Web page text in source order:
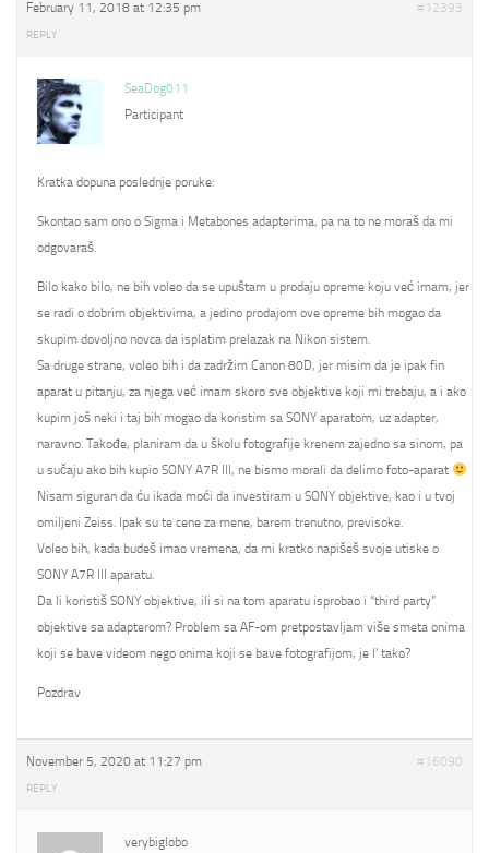
February 11, 2018 at 12:35 pm #12393
REPLY
SeaDog011
Participant
Kratka dopuna poslednje poruke:
Skontao sam ono o Sigma i Metabones adapterima, pa na to ne moraš da mi
odgovaraš.
Bilo kako bilo, ne bih voleo da se upuštam u prodaju opreme koju već imam, jer
se radi o dobrim objektivima, a jedino prodajom ove opreme bih mogao da
skupim dovoljno novca da isplatim prelazak na Nikon sistem.
Sa druge strane, voleo bih i da zadržim Canon 80D, jer misim da je ipak fin
aparat u pitanju, za njega već imam skoro sve objektive koji mi trebaju, a i ako
kupim još neki i taj bih mogao da koristim sa SONY aparatom, uz adapter,
naravno. Takođe, planiram da u školu fotografije krenem zajedno sa sinom, pa
u sučaju ako bih kupio SONY A7R III, ne bismo morali da delimo foto-aparat
Nisam siguran da ću ikada moći da investiram u SONY objektive, kao i u tvoj
omiljeni Zeiss. Ipak su te cene za mene, barem trenutno, previsoke.
Voleo bih, kada budeš imao vremena, da mi kratko napišeš svoje utiske o
SONY A7R III aparatu.
Da li koristiš SONY objektive, ili si na tom aparatu isprobao i “third party”
objektive sa adapterom? Problem sa AF-om pretpostavljam više smeta onima
koji se bave videom nego onima koji se bave fotografijom, je l’ tako?
Pozdrav
November 5, 2020 at 11:27 pm #16090
REPLY
verybiglobo